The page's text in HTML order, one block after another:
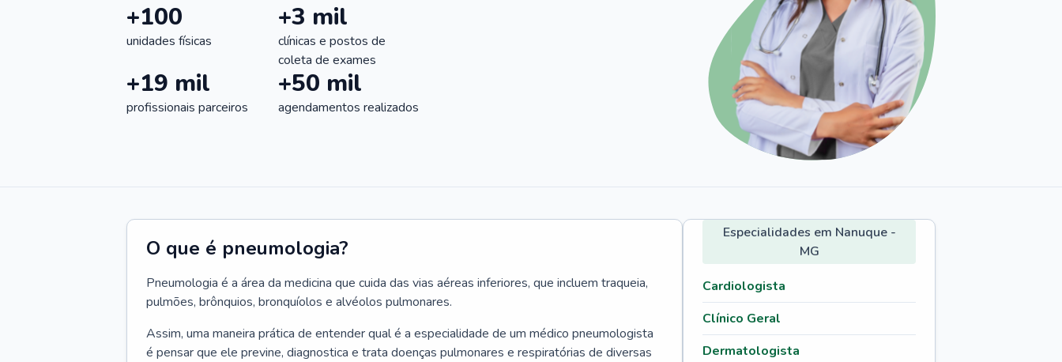
+100
unidades físicas
+3 mil
clínicas e postos de
coleta de exames
+19 mil
profissionais parceiros
+50 mil
agendamentos realizados
O que é pneumologia?
Pneumologia é a área da medicina que cuida das vias aéreas inferiores, que incluem traqueia,
pulmões, brônquios, bronquíolos e alvéolos pulmonares.
Assim, uma maneira prática de entender qual é a especialidade de um médico pneumologista
é pensar que ele previne, diagnostica e trata doenças pulmonares e respiratórias de diversas
Especialidades em Nanuque -
MG
Cardiologista
Clínico Geral
Dermatologista